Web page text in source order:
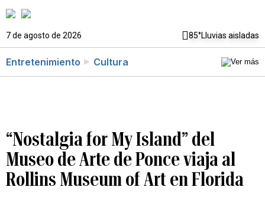
7 de agosto de 2026 85°Lluvias aisladas
Entretenimiento Cultura
“Nostalgia for My Island” del
Museo de Arte de Ponce viaja al
Rollins Museum of Art en Florida